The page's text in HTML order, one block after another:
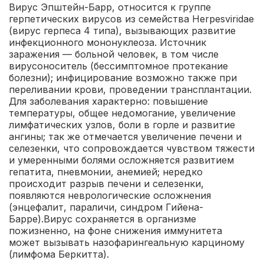
Вирус Эпштейн-Барр, относится к группе
герпетических вирусов из семейства Herpesviridae
(вирус герпеса 4 типа), вызывающих развитие
инфекционного мононуклеоза. Источник
заражения — больной человек, в том числе
вирусоноситель (бессимптомное протекание
болезни); инфицирование возможно также при
переливании крови, проведении трансплантации.
Для заболевания характерно: повышение
температуры, общее недомогание, увеличение
лимфатических узлов, боли в горле и развитие
ангины; так же отмечается увеличение печени и
селезенки, что сопровождается чувством тяжести
и умеренными болями осложняется развитием
гепатита, пневмонии, анемией; нередко
происходит разрыв печени и селезенки,
появляются неврологические осложнения
(энцефалит, параличи, синдром Гийена-
Барре).Вирус сохраняется в организме
пожизненно, на фоне снижения иммунитета
может вызывать назофарингеальную карциному
(лимфома Беркитта).